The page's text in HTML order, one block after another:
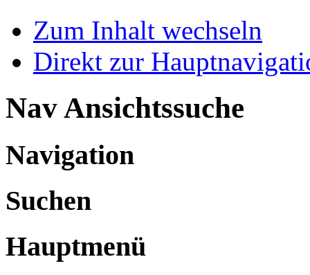
Zum Inhalt wechseln
Direkt zur
Nav Ansichtssuche
Navigation
Suchen
Hauptmenü